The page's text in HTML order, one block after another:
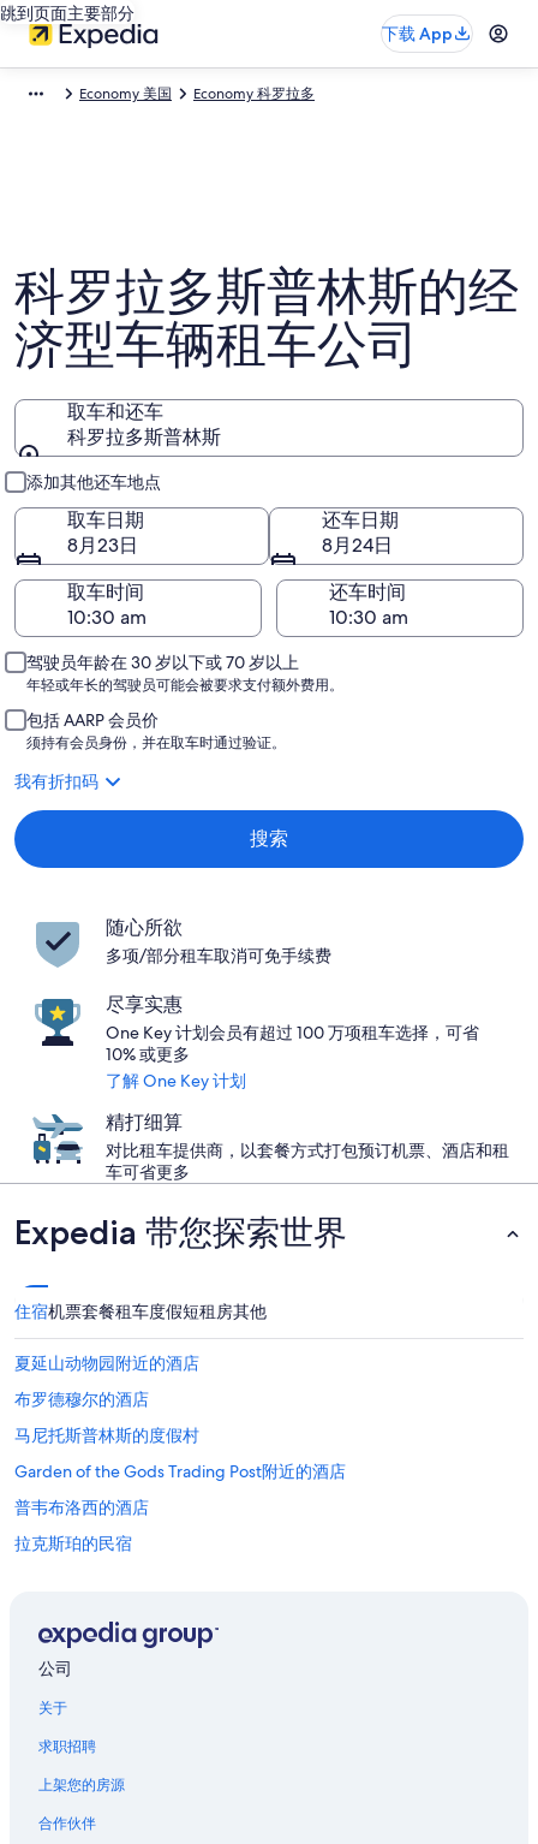
跳到页面主要部分
下载 App
Economy 美国 Economy 科罗拉多
科罗拉多斯普林斯的经
济型车辆租车公司
取车和还车
科罗拉多斯普林斯
取车和还车
添加其他还车地点
取车日期
8月23日
还车日期
8月24日
取车时间
还车时间
驾驶员年龄在 30 岁以下或 70 岁以上
年轻或年长的驾驶员可能会被要求支付额外费用。
包括 AARP 会员价
须持有会员身份，并在取车时通过验证。
我有折扣码
搜索
随心所欲
多项/部分租车取消可免手续费
尽享实惠
One Key 计划会员有超过 100 万项租车选择，可省
10% 或更多
了解 One Key 计划
精打细算
对比租车提供商，以套餐方式打包预订机票、酒店和租
车可省更多
Expedia 带您探索世界
住宿机票套餐租车度假短租房其他
夏延山动物园附近的酒店
布罗德穆尔的酒店
马尼托斯普林斯的度假村
Garden of the Gods Trading Post附近的酒店
普韦布洛西的酒店
拉克斯珀的民宿
东科罗拉多泉的酒店
科罗拉多泉的宫殿
科罗拉多泉的度假村
科罗拉多泉的联排别墅
公司
关于
求职招聘
上架您的房源
合作伙伴